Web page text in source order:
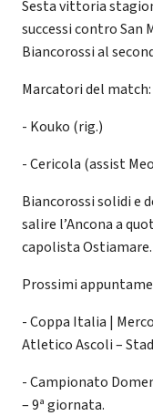
Sesta vittoria
successi contro San
Biancorossi al
Marcatori del match:
- Kouko (rig.)
- Cericola (assist
Biancorossi solidi e
salire l’Ancona a
capolista Ostiamare.
Prossimi
- Coppa Italia |
Atletico Ascoli –
- Campionato
– 9ª giornata.